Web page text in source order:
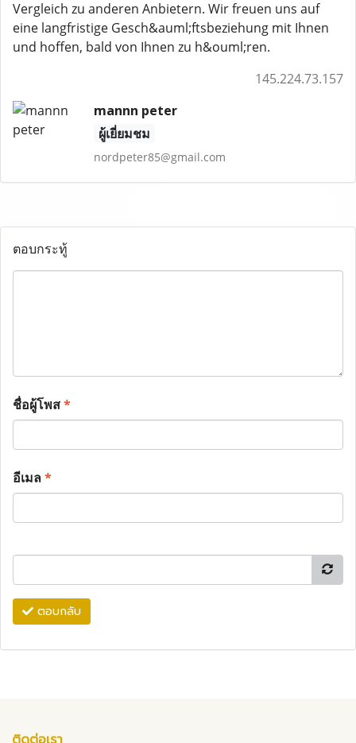
Vergleich zu anderen Anbietern. Wir freuen uns auf
eine langfristige Gesch&auml;ftsbeziehung mit Ihnen
und hoffen, bald von Ihnen zu h&ouml;ren.
145.224.73.157
mannn peter
ผู้เยี่ยมชม
nordpeter85@gmail.com
ตอบกระทู้
ชื่อผู้โพส*
อีเมล*
ตอบกลับ